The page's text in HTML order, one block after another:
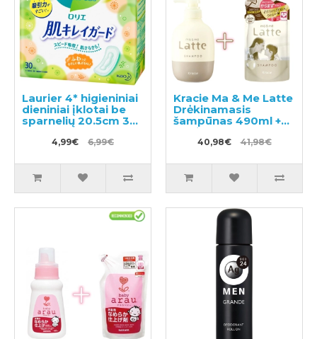
Laurier 4* higieniniai
dieniniai įklotai be
sparnelių 20.5cm 30
4,99€ 6,99€
Kracie Ma & Me Latte
Drėkinamasis
šampūnas 490ml +
papildymas 360ml
40,98€ 41,98€